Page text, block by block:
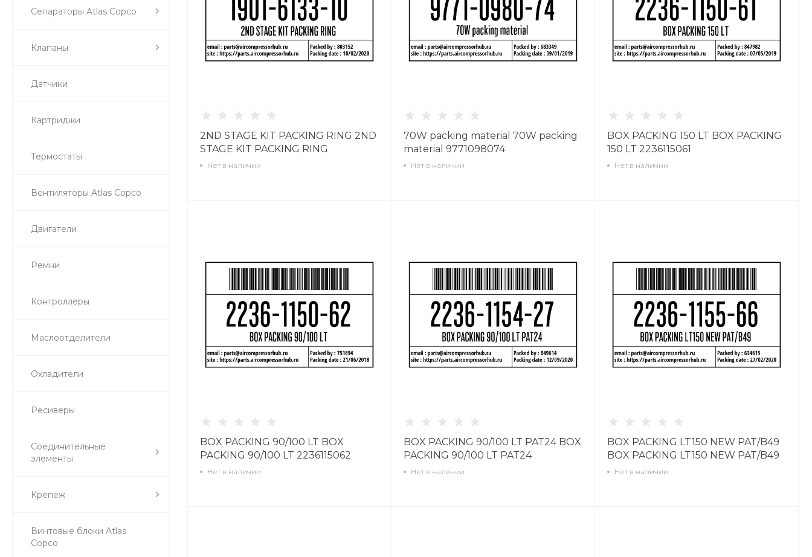
Сепараторы Atlas Copco
Клапаны
Датчики
Картриджи
Термостаты
Вентиляторы Atlas Copco
Двигатели
Ремни
Контроллеры
Маслоотделители
Охладители
Ресиверы
Соединительные
элементы
Крепеж
Винтовые блоки Atlas
Copco
2ND STAGE KIT PACKING RING 2ND
STAGE KIT PACKING RING
1901613310
Нет в наличии
70W packing material 70W packing
material 9771098074
Нет в наличии
BOX PACKING 150 LT BOX PACKING
150 LT 2236115061
Нет в наличии
BOX PACKING 90/100 LT BOX
PACKING 90/100 LT 2236115062
Нет в наличии
BOX PACKING 90/100 LT PAT24 BOX
PACKING 90/100 LT PAT24
2236115427
Нет в наличии
BOX PACKING LT150 NEW PAT/B49
BOX PACKING LT150 NEW PAT/B49
2236115566
Нет в наличии